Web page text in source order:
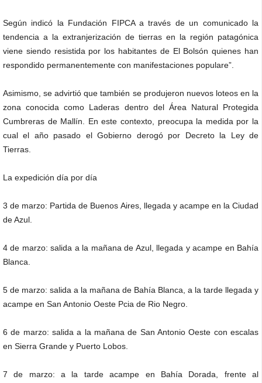
Según indicó la Fundación FIPCA a través de un comunicado la
tendencia a la extranjerización de tierras en la región patagónica
viene siendo resistida por los habitantes de El Bolsón quienes han
respondido permanentemente con manifestaciones populare”.
Asimismo, se advirtió que también se produjeron nuevos loteos en la
zona conocida como Laderas dentro del Área Natural Protegida
Cumbreras de Mallín. En este contexto, preocupa la medida por la
cual el año pasado el Gobierno derogó por Decreto la Ley de
Tierras.
La expedición día por día
3 de marzo: Partida de Buenos Aires, llegada y acampe en la Ciudad
de Azul.
4 de marzo: salida a la mañana de Azul, llegada y acampe en Bahía
Blanca.
5 de marzo: salida a la mañana de Bahía Blanca, a la tarde llegada y
acampe en San Antonio Oeste Pcia de Rio Negro.
6 de marzo: salida a la mañana de San Antonio Oeste con escalas
en Sierra Grande y Puerto Lobos.
7 de marzo: a la tarde acampe en Bahía Dorada, frente al